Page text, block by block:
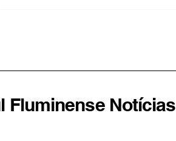
Fluminense Notícias